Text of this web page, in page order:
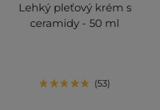
Lehký pleťový krém s
ceramidy - 50 ml
53